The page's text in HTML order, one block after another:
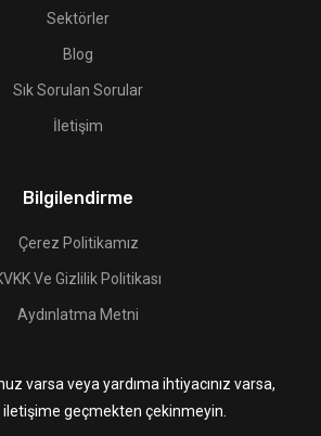
Sektörler
Blog
Sık Sorulan Sorular
İletişim
Bilgilendirme
Çerez Politikamız
Ve Gizlilik Politikası
Aydınlatma Metni
varsa veya yardıma ihtiyacınız varsa,
geçmekten çekinmeyin.